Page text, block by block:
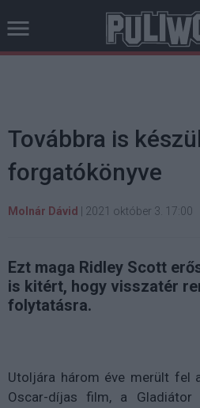
Továbbra is
forgatókönyve
Molnár Dávid 2021 október 3. 17:00
Ezt maga Ridley Scott
is kitért, hogy visszatér
folytatásra.
Utoljára három éve merült fel
Oscar-díjas film, a Gladiátor